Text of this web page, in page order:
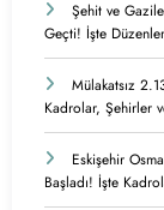
Şehit ve
Geçti! İşte
Mülakatsız
Kadrolar, Şehirler
Eskişehir
Başladı! İşte